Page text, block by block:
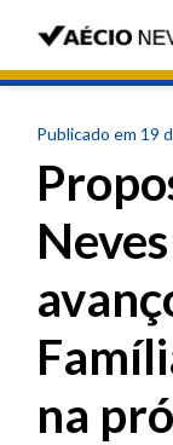
Publicado em 19
na